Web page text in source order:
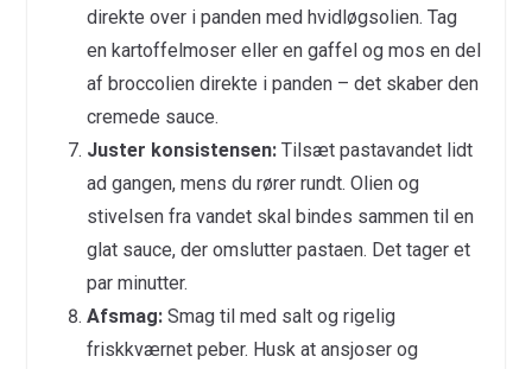
direkte over i panden med hvidløgsolien. Tag
en kartoffelmoser eller en gaffel og mos en del
af broccolien direkte i panden – det skaber den
cremede sauce.
Juster konsistensen:Tilsæt pastavandet lidt
ad gangen, mens du rører rundt. Olien og
stivelsen fra vandet skal bindes sammen til en
glat sauce, der omslutter pastaen. Det tager et
par minutter.
Afsmag:Smag til med salt og rigelig
friskkværnet peber. Husk at ansjoser og